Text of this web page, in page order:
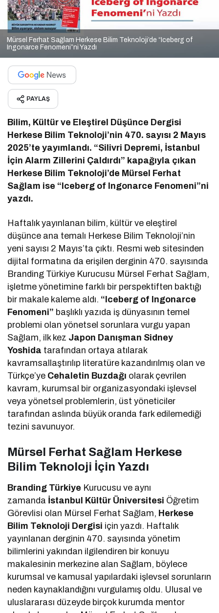
Mürsel Ferhat Sağlam Herkese Bilim Teknoloji’de “Iceberg of
Ingonarce Fenomeni”ni Yazdı
PAYLAŞ
Bilim, Kültür ve Eleştirel Düşünce Dergisi
Herkese Bilim Teknoloji’nin 470. sayısı 2 Mayıs
2025’te yayımlandı. “Silivri Depremi, İstanbul
İçin Alarm Zillerini Çaldırdı” kapağıyla çıkan
Herkese Bilim Teknoloji’de Mürsel Ferhat
Sağlam ise “Iceberg of Ingonarce Fenomeni”ni
yazdı.
Haftalık yayınlanan bilim, kültür ve eleştirel
düşünce ana temalı Herkese Bilim Teknoloji’nin
yeni sayısı 2 Mayıs’ta çıktı. Resmi web sitesinden
dijital formatına da erişilen derginin 470. sayısında
Branding Türkiye Kurucusu Mürsel Ferhat Sağlam,
işletme yönetimine farklı bir perspektiften baktığı
bir makale kaleme aldı. “Iceberg of Ingonarce
Fenomeni” başlıklı yazıda iş dünyasının temel
problemi olan yönetsel sorunlara vurgu yapan
Sağlam, ilk kez Japon Danışman Sidney
Yoshida tarafından ortaya atılarak
kavramsallaştırılıp literatüre kazandırılmış olan ve
Türkçe’ye Cehaletin Buzdağı olarak çevrilen
kavram, kurumsal bir organizasyondaki işlevsel
veya yönetsel problemlerin, üst yöneticiler
tarafından aslında büyük oranda fark edilemediği
tezini savunuyor.
Mürsel Ferhat Sağlam Herkese
Bilim Teknoloji İçin Yazdı
Branding Türkiye Kurucusu ve aynı
zamanda İstanbul Kültür Üniversitesi Öğretim
Görevlisi olan Mürsel Ferhat Sağlam, Herkese
Bilim Teknoloji Dergisi için yazdı. Haftalık
yayınlanan derginin 470. sayısında yönetim
bilimlerini yakından ilgilendiren bir konuyu
makalesinin merkezine alan Sağlam, böylece
kurumsal ve kamusal yapılardaki işlevsel sorunların
neden kaynaklandığını vurgulamış oldu. Ulusal ve
uluslararası düzeyde birçok kurumda mentor